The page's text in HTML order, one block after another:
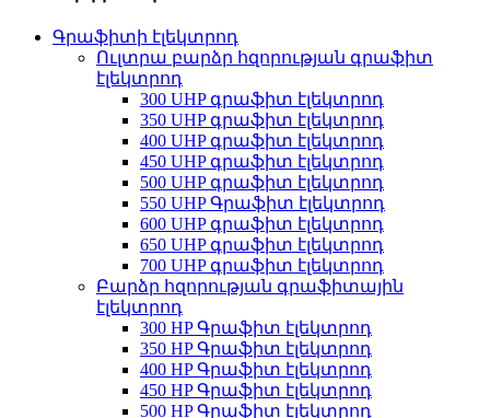
Գրաֆիտի էլեկտրոդ
Ուլտրա բարձր հզորության գրաֆիտ
էլեկտրոդ
300 UHP գրաֆիտ էլեկտրոդ
350 UHP գրաֆիտ էլեկտրոդ
400 UHP գրաֆիտ էլեկտրոդ
450 UHP գրաֆիտ էլեկտրոդ
500 UHP գրաֆիտ էլեկտրոդ
550 UHP Գրաֆիտ էլեկտրոդ
600 UHP գրաֆիտ էլեկտրոդ
650 UHP գրաֆիտ էլեկտրոդ
700 UHP գրաֆիտ էլեկտրոդ
Բարձր հզորության գրաֆիտային
էլեկտրոդ
300 HP Գրաֆիտ էլեկտրոդ
350 HP Գրաֆիտ էլեկտրոդ
400 HP Գրաֆիտ էլեկտրոդ
450 HP Գրաֆիտ էլեկտրոդ
500 HP Գրաֆիտ էլեկտրոդ